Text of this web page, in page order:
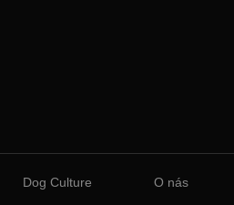
Dog Culture O nás